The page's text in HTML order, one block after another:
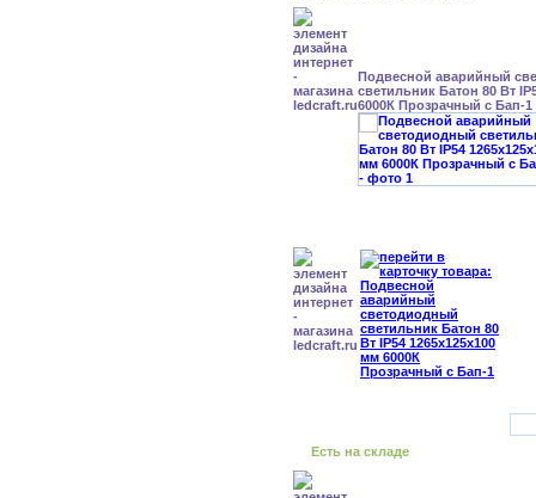
Подвесной аварийный
светильник Батон 80 Вт
6000К Прозрачный с Бап-1
Есть на складе